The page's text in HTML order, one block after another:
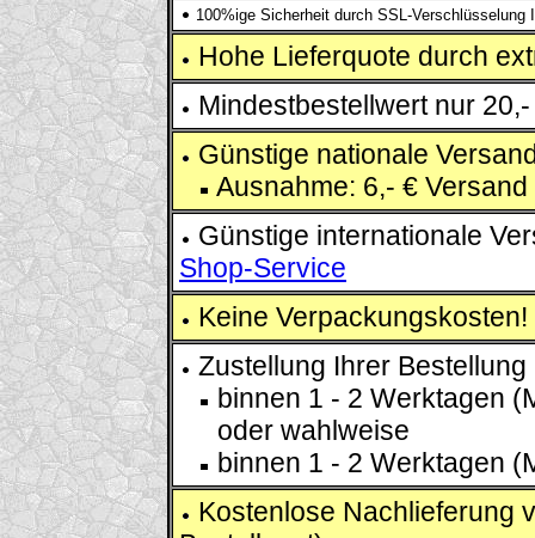
100%ige Sicherheit durch SSL-Verschlüsselung
Hohe Lieferquote durch
Mindestbestellwert nur
Günstige nationale
Ausnahme: 6,- €
Günstige internationale
Shop-Service
Keine Verpackungskosten!
Zustellung Ihrer
binnen 1 - 2 Werktagen
oder wahlweise
binnen 1 - 2 Werktagen
Kostenlose Nachlieferung